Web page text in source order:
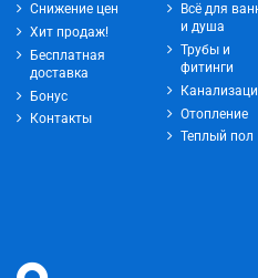
Снижение цен
Хит продаж!
Бесплатная
доставка
Бонус
Контакты
Всё для
и душа
Трубы и
фитинги
Отопление
Теплый пол